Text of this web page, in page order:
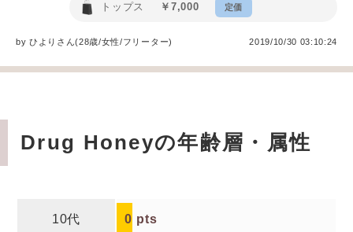
トップス ￥7,000 定価
byひより さん(28歳/女性/フリーター) 2019/10/30 03:10:24
Drug Honeyの年齢層・属性
10代 0 pts